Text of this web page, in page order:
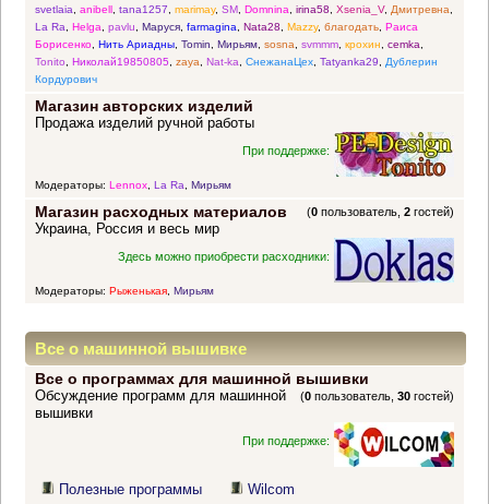
svetlaia, anibell, tana1257, marimay, SM, Domnina, irina58, Xsenia_V, Дмитревна,
La Ra, Helga, pavlu, Маруся, farmagina, Nata28, Mazzy, благодать, Раиса
Борисенко, Нить Ариадны, Tomin, Мирьям, sosna, svmmm, крохин, cemka,
Tonito, Николай19850805, zaya, Nat-ka, СнежанаЦех, Tatyanka29, Дублерин
Кордурович
Магазин авторских изделий
Продажа изделий ручной работы
При поддержке:
Модераторы: Lennox, La Ra, Мирьям
Магазин расходных материалов (0 пользователь,2 гостей)
Украина, Россия и весь мир
Здесь можно приобрести расходники:
Модераторы: Рыженькая, Мирьям
Все о машинной вышивке
Все о программах для машинной вышивки
(0 пользователь,30 гостей)
Обсуждение программ для машинной
вышивки
При поддержке:
Полезные программы Wilcom